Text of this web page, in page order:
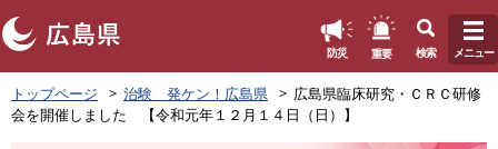
ペ
ー
ジ
防災 重要 検索 メニュー
トップページ 治験 発ケン！広島県
広島県臨床研究・ＣＲＣ研修
会を開催しました 【令和元年１２月１４日（日）】